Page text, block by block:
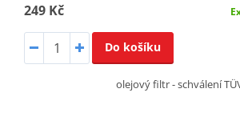
249 Kč
Do košíku
olejový filtr - schválení